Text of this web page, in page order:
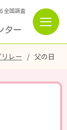
全国調査
ター
レー 父の日